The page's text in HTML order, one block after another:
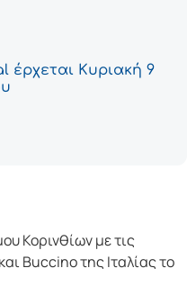
έρχεται Κυριακή 9
Κορινθίων με τις
Buccino της Ιταλίας το